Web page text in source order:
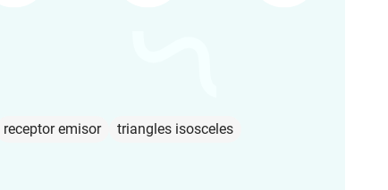
receptor emisor
triangles isosceles